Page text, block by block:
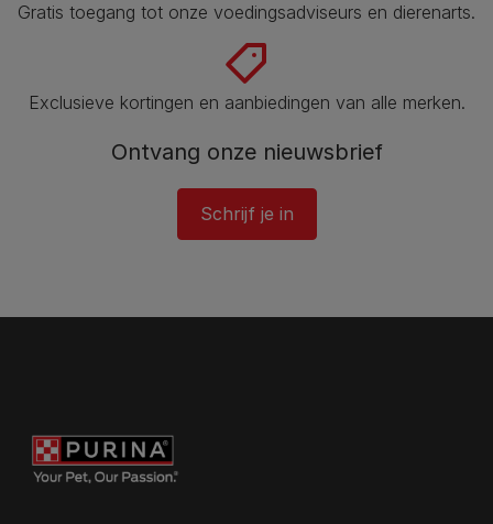
Gratis toegang tot onze voedingsadviseurs en dierenarts​.
Exclusieve kortingen en aanbiedingen van alle merken.
Ontvang onze nieuwsbrief
Schrijf je in